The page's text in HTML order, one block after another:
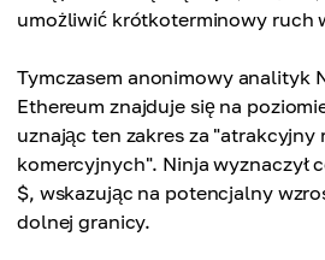
umożliwić krótkoterminowy ruch
Tymczasem anonimowy analityk
Ethereum znajduje się na
uznając ten zakres za
komercyjnych". Ninja wyznaczył
$, wskazując na potencjalny
dolnej granicy.